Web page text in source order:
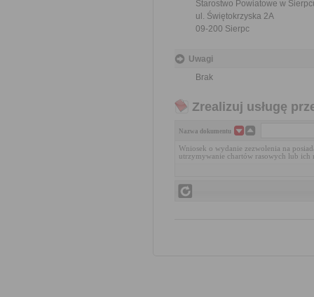
Starostwo Powiatowe w
ul. Świętokrzyska 2A
09-200 Sierpc
Uwagi
Brak
Zrealizuj usługę
Nazwa dokumentu
Wniosek o wydanie zezwolenia na
utrzymywanie chartów rasowych lub ich